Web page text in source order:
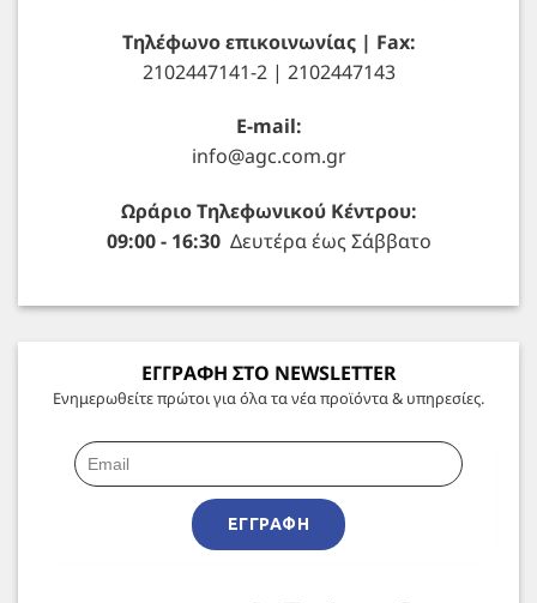
Τηλέφωνο επικοινωνίας | Fax:
2102447141-2 | 2102447143
E-mail:
info@agc.com.gr
Ωράριο Τηλεφωνικού Κέντρου:
09:00 - 16:30Δευτέρα έως Σάββατο
ΕΓΓΡΑΦΗ ΣΤΟ NEWSLETTER
Ενημερωθείτε πρώτοι για όλα τα νέα προϊόντα & υπηρεσίες.
ΕΓΓΡΑΦΉ